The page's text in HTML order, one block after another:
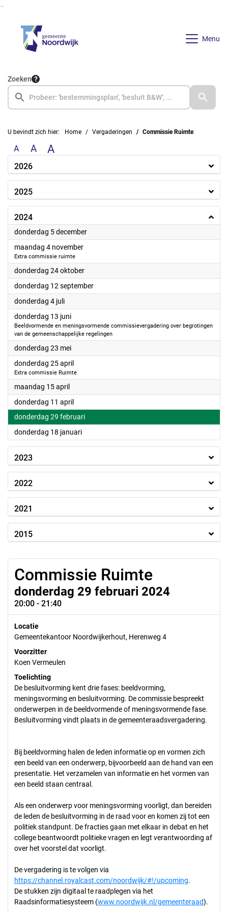
Menu
Zoeken
U bevindt zich hier: Home Vergaderingen Commissie Ruimte
A A A
2026
2025
2024
donderdag 5 december2024
maandag 4 november2024
Extra commissie ruimte
donderdag 24 oktober2024
donderdag 12 september2024
donderdag 4 juli2024
donderdag 13 juni2024
Beeldvormende en meningsvormende commissievergadering over begrotingen
van de gemeenschappelijke regelingen
donderdag 23 mei2024
donderdag 25 april2024
Extra commissie Ruimte
maandag 15 april2024
donderdag 11 april2024
donderdag 29 februari2024
donderdag 18 januari2024
2023
2022
2021
2015
Commissie Ruimte
donderdag 29 februari 2024
20:00 - 21:40
Locatie
Gemeentekantoor Noordwijkerhout, Herenweg 4
Voorzitter
Koen Vermeulen
Toelichting
De besluitvorming kent drie fases: beeldvorming,
meningsvorming en besluitvorming. De commissie bespreekt
onderwerpen in de beeldvormende of meningsvormende fase.
Besluitvorming vindt plaats in de gemeenteraadsvergadering.
Bij beeldvorming halen de leden informatie op en vormen zich
een beeld van een onderwerp, bijvoorbeeld aan de hand van een
presentatie. Het verzamelen van informatie en het vormen van
een beeld staan centraal.
Als een onderwerp voor meningsvorming voorligt, dan bereiden
de leden de besluitvorming in de raad voor en komen zij tot een
politiek standpunt. De fracties gaan met elkaar in debat en het
college beantwoordt politieke vragen en legt verantwoording af
over het voorstel dat voorligt.
De vergadering is te volgen via
https://channel.royalcast.com/noordwijk/#!/upcoming.
De stukken zijn digitaal te raadplegen via het
Raadsinformatiesysteem (www.noordwijk.nl/gemeenteraad).